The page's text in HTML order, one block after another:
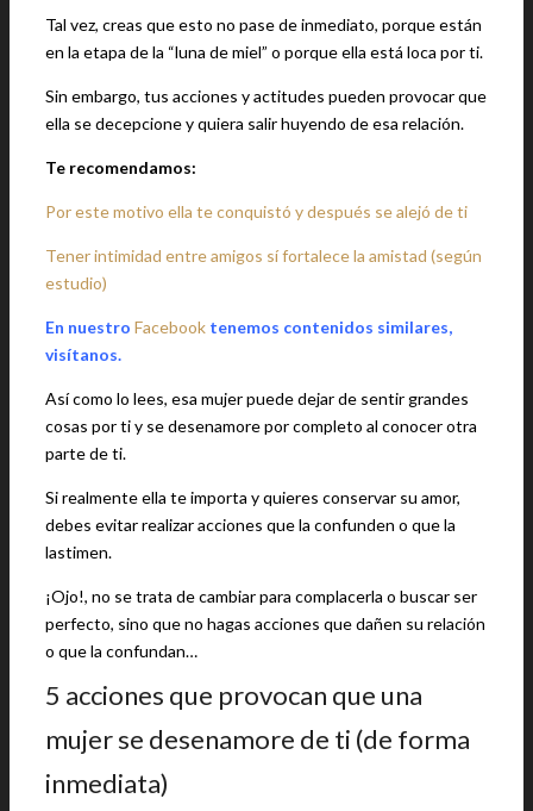
Tal vez, creas que esto no pase de inmediato, porque están
en la etapa de la “luna de miel” o porque ella está loca por ti.
Sin embargo, tus acciones y actitudes pueden provocar que
ella se decepcione y quiera salir huyendo de esa relación.
Te recomendamos:
Por este motivo ella te conquistó y después se alejó de ti
Tener intimidad entre amigos sí fortalece la amistad (según
estudio)
En nuestro Facebook tenemos contenidos similares,
visítanos.
Así como lo lees, esa mujer puede dejar de sentir grandes
cosas por ti y se desenamore por completo al conocer otra
parte de ti.
Si realmente ella te importa y quieres conservar su amor,
debes evitar realizar acciones que la confunden o que la
lastimen.
¡Ojo!, no se trata de cambiar para complacerla o buscar ser
perfecto, sino que no hagas acciones que dañen su relación
o que la confundan…
5 acciones que provocan que una
mujer se desenamore de ti (de forma
inmediata)